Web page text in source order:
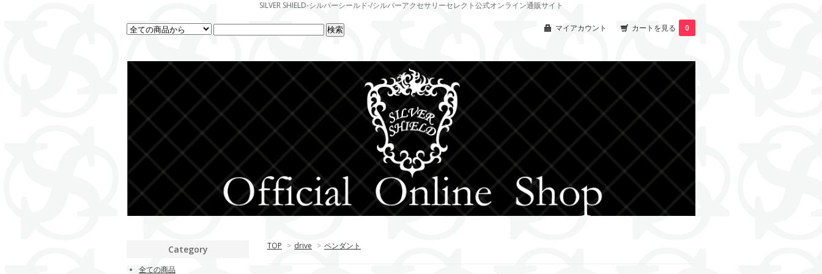
SILVER SHIELD-シルバーシールド-/シルバーアクセサリーセレクト公式オンライン通販サイト
マイアカウント カートを見る 0
TOP > drive > ペンダント
Category
全ての商品